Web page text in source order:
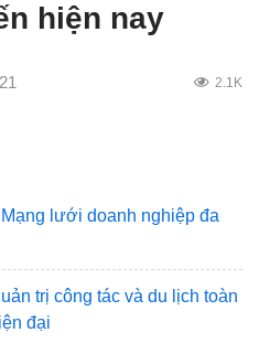
hiện nay
2.1K
lưới doanh nghiệp đa
trị công tác và du lịch toàn
đại